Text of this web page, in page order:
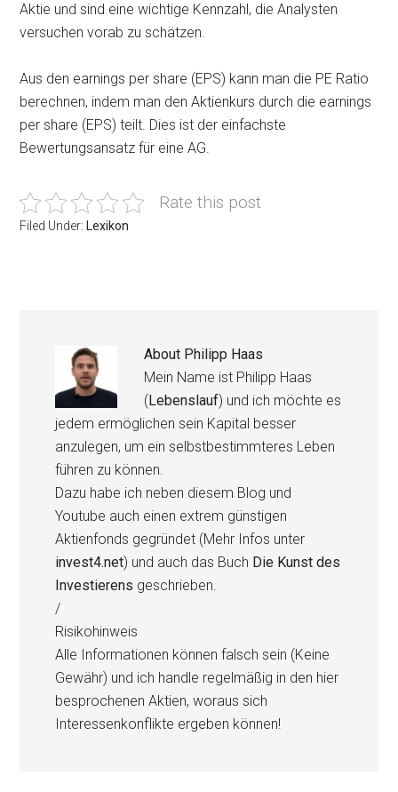
Aktie und sind eine wichtige Kennzahl, die Analysten
versuchen vorab zu schätzen.
Aus den earnings per share (EPS) kann man die PE Ratio
berechnen, indem man den Aktienkurs durch die earnings
per share (EPS) teilt. Dies ist der einfachste
Bewertungsansatz für eine AG.
Rate this post
Filed Under: Lexikon
About Philipp Haas
Mein Name ist Philipp Haas
(Lebenslauf) und ich möchte es
jedem ermöglichen sein Kapital besser
anzulegen, um ein selbstbestimmteres Leben
führen zu können.
Dazu habe ich neben diesem Blog und
Youtube auch einen extrem günstigen
Aktienfonds gegründet (Mehr Infos unter
invest4.net) und auch das Buch Die Kunst des
Investierens geschrieben.
/
Risikohinweis
Alle Informationen können falsch sein (Keine
Gewähr) und ich handle regelmäßig in den hier
besprochenen Aktien, woraus sich
Interessenkonflikte ergeben können!